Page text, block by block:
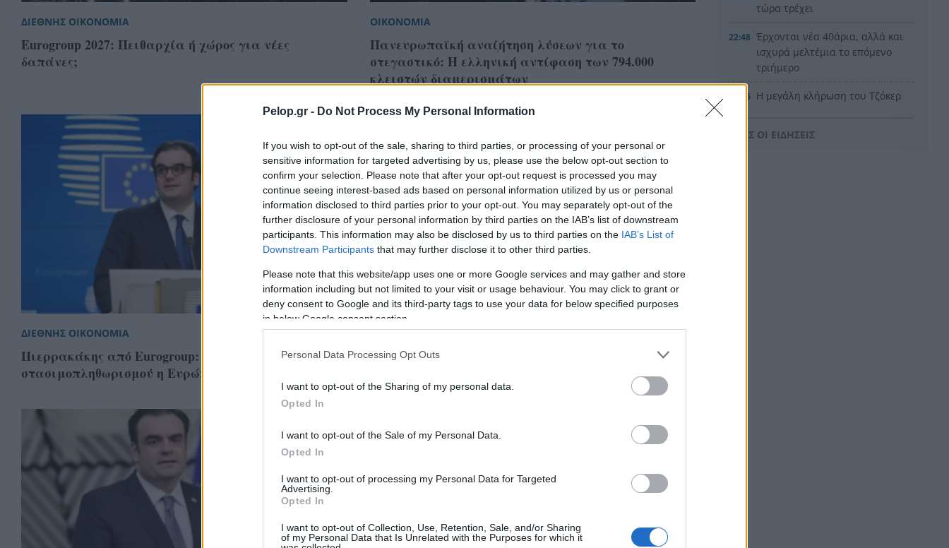
Pelop.gr - Do Not Process My Personal Information
If you wish to opt-out of the sale, sharing to third parties, or processing of your personal or
sensitive information for targeted advertising by us, please use the below opt-out section to
confirm your selection. Please note that after your opt-out request is processed you may
continue seeing interest-based ads based on personal information utilized by us or personal
information disclosed to third parties prior to your opt-out. You may separately opt-out of the
further disclosure of your personal information by third parties on the IAB’s list of downstream
participants. This information may also be disclosed by us to third parties on the IAB’s List of
Downstream Participants that may further disclose it to other third parties.
Please note that this website/app uses one or more Google services and may gather and store
information including but not limited to your visit or usage behaviour. You may click to grant or
deny consent to Google and its third-party tags to use your data for below specified purposes
in below Google consent section.
Personal Data Processing Opt Outs
I want to opt-out of the Sharing of my personal data.
Opted In
I want to opt-out of the Sale of my Personal Data.
Opted In
I want to opt-out of processing my Personal Data for Targeted
Advertising.
Opted In
I want to opt-out of Collection, Use, Retention, Sale, and/or Sharing
of my Personal Data that Is Unrelated with the Purposes for which it
ΔΙΕΘΝΗΣ ΟΙΚΟΝΟΜΙΑ
Eurogroup 2027: Πειθαρχία ή χώρος για νέες
δαπάνες;
ΟΙΚΟΝΟΜΙΑ
Πανευρωπαϊκή αναζήτηση λύσεων για το
στεγαστικό: Η ελληνική αντίφαση των 794.000
κλειστών διαμερισμάτων
ΔΙΕΘΝΗΣ ΟΙΚΟΝΟΜΙΑ
Πιερρακάκης από Eurogroup: «Σε τροχιά
στασιμοπληθωρισμού η Ευρώπη»
ΟΙΚΟΝΟΜΙΑ - ΕΠΙΧΕΙΡΗΣΕΙΣ
Eurogroup: Μήνυμα Πιερρακάκη για δίκαιη στήριξη
τώρα τρέχει
22:48 Έρχονται νέα 40άρια, αλλά και
ισχυρά μελτέμια το επόμενο
τριήμερο
22:36 Η μεγάλη κλήρωση του Τζόκερ
πρωτότυπα και Νικολάου,
ΟΛΕΣ ΟΙ ΕΙΔΗΣΕΙΣ